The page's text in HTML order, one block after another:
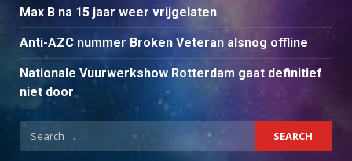
Max B na 15 jaar weer vrijgelaten
Anti-AZC nummer Broken Veteran alsnog offline
Nationale Vuurwerkshow Rotterdam gaat definitief
niet door
Search
for: